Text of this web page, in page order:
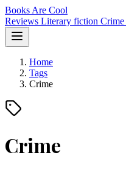
Books Are Cool
Reviews Literary fiction Crime
Home
Tags
Crime
Crime